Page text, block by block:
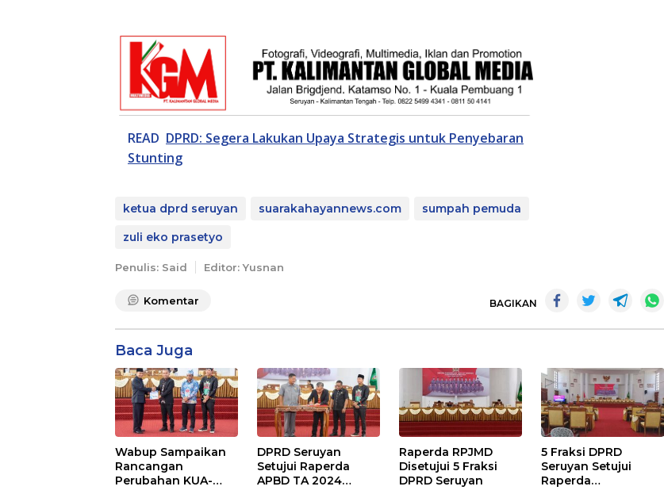
READ DPRD: Segera Lakukan Upaya Strategis untuk Penyebaran
Stunting
ketua dprd seruyan suarakahayannews.com
sumpah pemuda
zuli eko prasetyo
Penulis: Said Editor: Yusnan
Komentar BAGIKAN
Baca Juga
Wabup Sampaikan
Rancangan
Perubahan KUA-
DPRD Seruyan
Setujui Raperda
APBD TA 2024
Raperda RPJMD
Disetujui 5 Fraksi
DPRD Seruyan
5 Fraksi DPRD
Seruyan Setujui
Raperda